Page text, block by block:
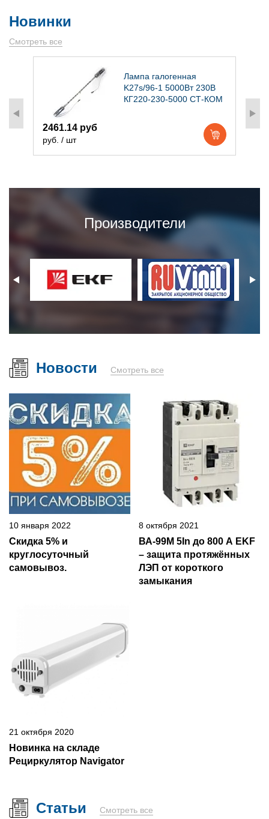
Новинки
Смотреть все
Лампа галогенная
K27s/96-1 5000Вт 230В
КГ220-230-5000 СТ-КОМ
2461.14 руб
руб. / шт
Производители
Новости Смотреть все
10 января 2022
Скидка 5% и
круглосуточный
самовывоз.
8 октября 2021
ВА-99М 5In до 800 А EKF
– защита протяжённых
ЛЭП от короткого
замыкания
21 октября 2020
Новинка на складе
Рециркулятор Navigator
Статьи Смотреть все